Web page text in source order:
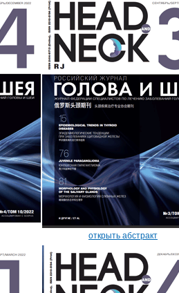
открыть абстракт